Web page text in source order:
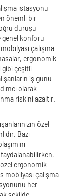
istasyonu
önemli bir
duruşu
konforu
çalışma
ergonomik
gibi çeşitli
iş günü
olarak
riskini azaltır.
özel
Bazı
özel ergonomik
mobilyası çalışma
her